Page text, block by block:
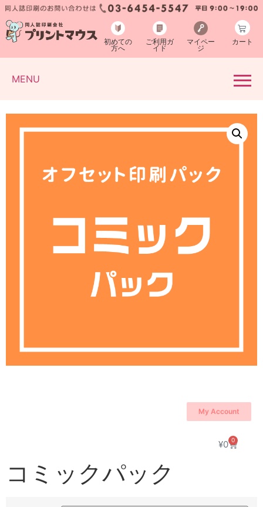
初めての
方へ
ご利用ガ
イド
マイペー
ジ
カート
MENU
My Account
¥0 0
コミックパック